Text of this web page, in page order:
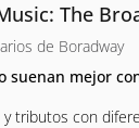
The
de Boradway
suenan mejor
tributos con